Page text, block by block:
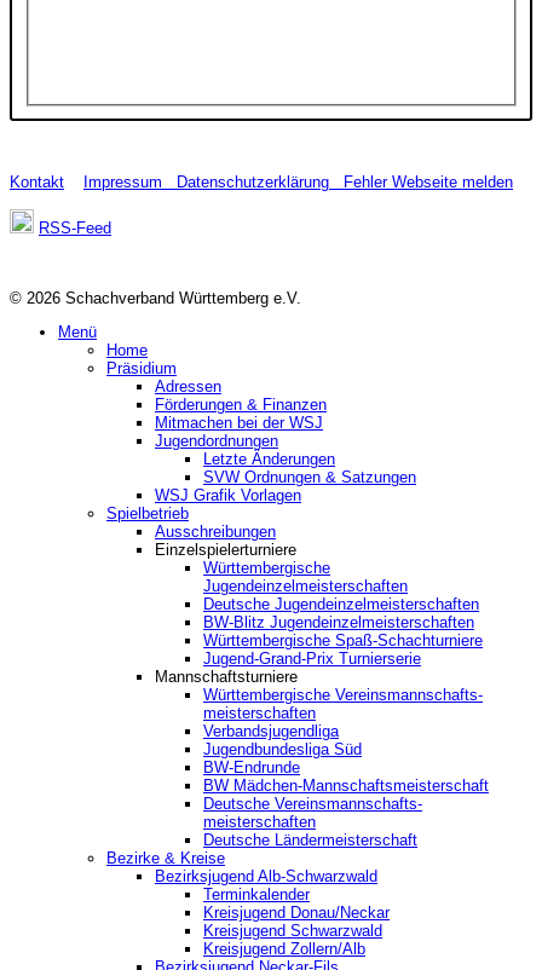
Kontakt Impressum Datenschutzerklärung Fehler Webseite melden
RSS-Feed
© 2026 Schachverband Württemberg e.V.
Menü
Home
Präsidium
Adressen
Förderungen & Finanzen
Mitmachen bei der WSJ
Jugendordnungen
Letzte Änderungen
SVW Ordnungen & Satzungen
WSJ Grafik Vorlagen
Spielbetrieb
Ausschreibungen
Einzelspielerturniere
Württembergische
Jugendeinzelmeisterschaften
Deutsche Jugendeinzelmeisterschaften
BW-Blitz Jugendeinzelmeisterschaften
Württembergische Spaß-Schachturniere
Jugend-Grand-Prix Turnierserie
Mannschaftsturniere
Württembergische Vereinsmannschafts-
meisterschaften
Verbandsjugendliga
Jugendbundesliga Süd
BW-Endrunde
BW Mädchen-Mannschaftsmeisterschaft
Deutsche Vereinsmannschafts-
meisterschaften
Deutsche Ländermeisterschaft
Bezirke & Kreise
Bezirksjugend Alb-Schwarzwald
Terminkalender
Kreisjugend Donau/Neckar
Kreisjugend Schwarzwald
Kreisjugend Zollern/Alb